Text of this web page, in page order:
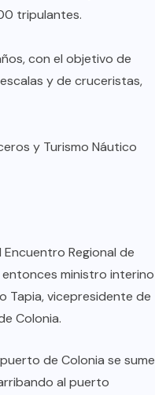
tripulantes.
con el objetivo de
y de cruceristas,
y Turismo Náutico
Regional de
ministro interino
Tapia, vicepresidente de
Colonia.
de Colonia se sume
al puerto
de
30, 2026